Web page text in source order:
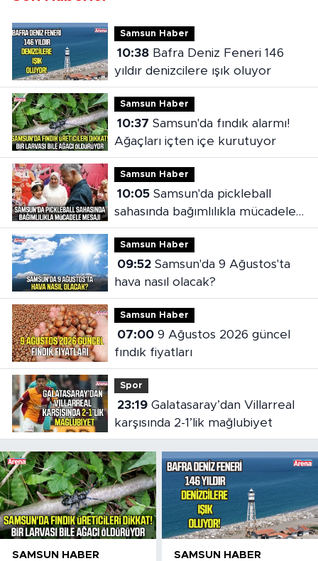
Samsun Haber
10:38Bafra Deniz Feneri 146
yıldır denizcilere ışık oluyor
Samsun Haber
10:37
Ağaçları içten içe kurutuyor
Samsun Haber
10:05Samsun'da pickleball
sahasında bağımlılıkla mücadele
mesajı
Samsun Haber
09:52Samsun'da 9 Ağustos'ta
hava nasıl olacak?
Samsun Haber
07:009 Ağustos 2026 güncel
fındık fiyatları
Spor
23:19Galatasaray’dan Villarreal
karşısında 2-1’lik mağlubiyet
SAMSUN HABER SAMSUN HABER